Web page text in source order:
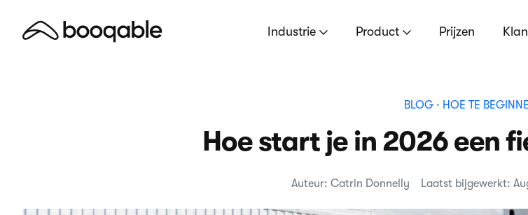
Industrie Product Prijzen
BLOG · HOE TE
Hoe start je in 2026 een
Auteur: Catrin Donnelly Laatst bijgewerkt: